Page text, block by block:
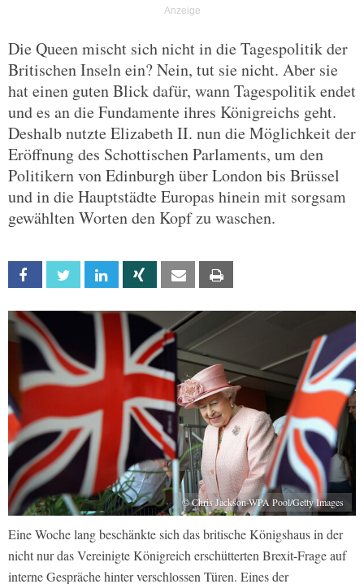
Die Queen mischt sich nicht in die Tagespolitik der
Britischen Inseln ein? Nein, tut sie nicht. Aber sie
hat einen guten Blick dafür, wann Tagespolitik endet
und es an die Fundamente ihres Königreichs geht.
Deshalb nutzte Elizabeth II. nun die Möglichkeit der
Eröffnung des Schottischen Parlaments, um den
Politikern von Edinburgh über London bis Brüssel
und in die Hauptstädte Europas hinein mit sorgsam
gewählten Worten den Kopf zu waschen.
Facebook Twitter Linkedin Xing Email
© Chris Jackson-WPA Pool/Getty Images
Eine Woche lang beschänkte sich das britische Königshaus in der
nicht nur das Vereinigte Königreich erschütterten Brexit-Frage auf
interne Gespräche hinter verschlossen Türen. Eines der